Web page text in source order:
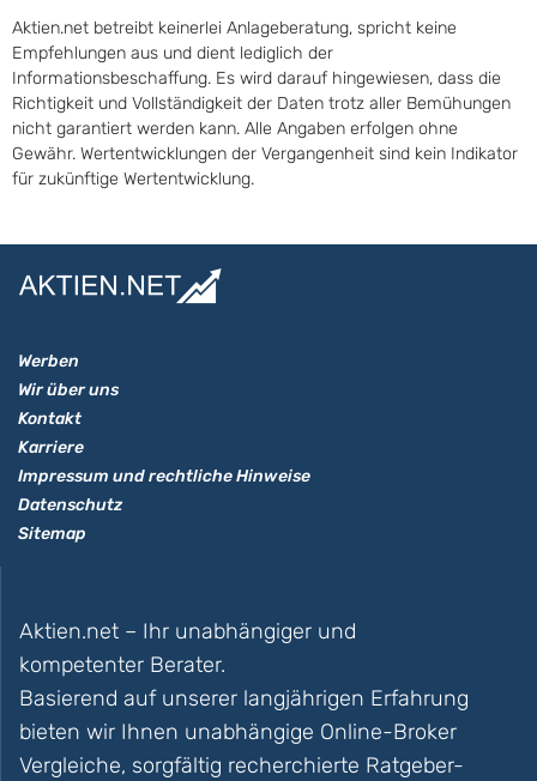
Aktien.net betreibt keinerlei Anlageberatung, spricht keine
Empfehlungen aus und dient lediglich der
Informationsbeschaffung. Es wird darauf hingewiesen, dass die
Richtigkeit und Vollständigkeit der Daten trotz aller Bemühungen
nicht garantiert werden kann. Alle Angaben erfolgen ohne
Gewähr. Wertentwicklungen der Vergangenheit sind kein Indikator
für zukünftige Wertentwicklung.
Werben
Wir über uns
Kontakt
Karriere
Impressum und rechtliche Hinweise
Datenschutz
Sitemap
Aktien.net – Ihr unabhängiger und
kompetenter Berater.
Basierend auf unserer langjährigen Erfahrung
bieten wir Ihnen unabhängige Online-Broker
Vergleiche, sorgfältig recherchierte Ratgeber-